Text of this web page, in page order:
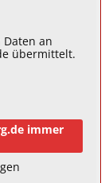
an
übermittelt.
immer